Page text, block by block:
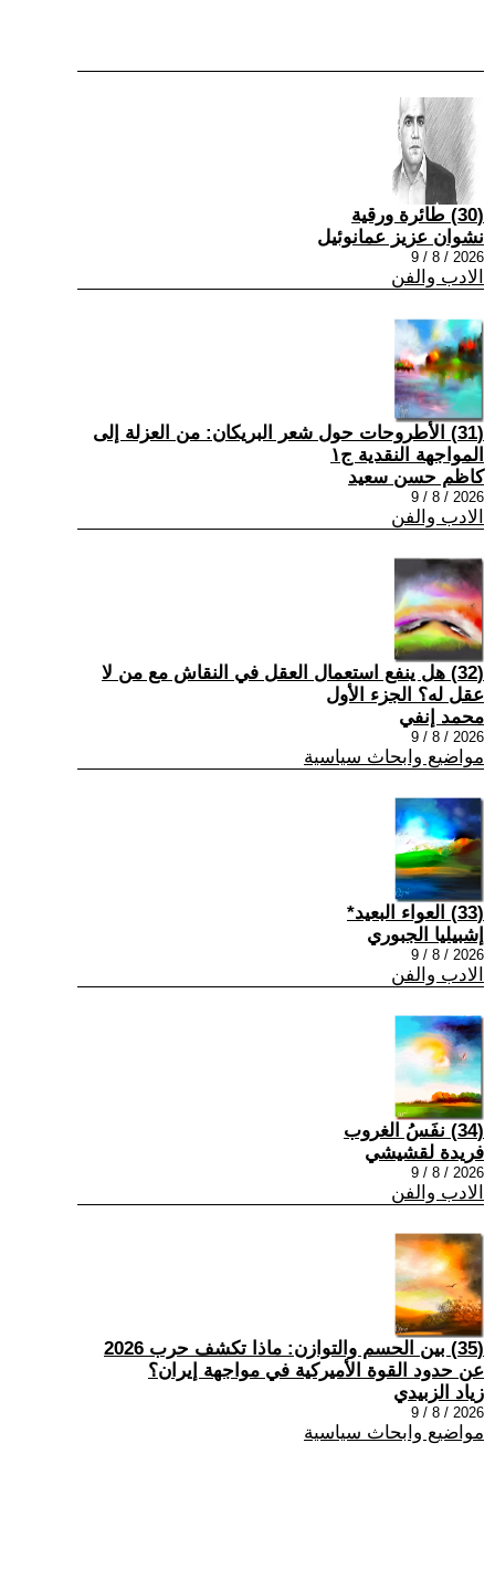
(30) طائرة ورقية
نشوان عزيز عمانوئيل
2026 / 8 / 9
الادب والفن
(31) الأطروحات حول شعر البريكان: من العزلة إلى
المواجهة النقدية ج١
كاظم حسن سعيد
2026 / 8 / 9
الادب والفن
(32) هل ينفع استعمال العقل في النقاش مع من لا
عقل له؟ الجزء الأول
محمد إنفي
2026 / 8 / 9
مواضيع وابحاث سياسية
(33) العواء البعيد*
إشبيليا الجبوري
2026 / 8 / 9
الادب والفن
(34) نفَسُ الغروب
فريدة لقشيشي
2026 / 8 / 9
الادب والفن
(35) بين الحسم والتوازن: ماذا تكشف حرب 2026
عن حدود القوة الأميركية في مواجهة إيران؟
زياد الزبيدي
2026 / 8 / 9
مواضيع وابحاث سياسية